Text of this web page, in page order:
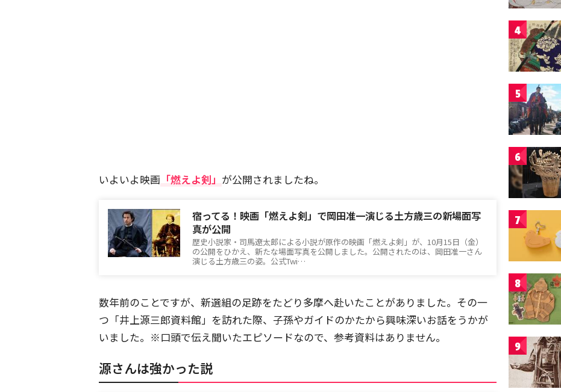
いよいよ映画 「燃えよ剣」 が公開されましたね。
宿ってる！映画「燃えよ剣」で岡田准一演じる土方歳三の新場面写
真が公開
歴史小説家・司馬遼太郎による小説が原作の映画「燃えよ剣」が、10月15日（金）
の公開をひかえ、新たな場面写真を公開しました。公開されたのは、岡田准一さん
演じる土方歳三の姿。公式Twi…
数年前のことですが、新選組の足跡をたどり多摩へ赴いたことがありました。その一
つ「井上源三郎資料館」を訪れた際、子孫やガイドのかたから興味深いお話をうかが
いました。※口頭で伝え聞いたエピソードなので、参考資料はありません。
源さんは強かった説
4
5
6
7
8
9